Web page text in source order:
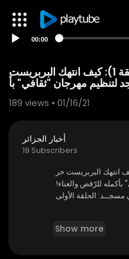
00:00
⁣كرنـافـال في مسجــد⁣ (الحلقة 1): كيف انتهك البربريست
لتنظيم مهرجان "ثقافي" بأ
189 views • 01/16/21
أخبار الجزائر
19 Subscribers
في مسجــد⁣ (الحلقة 1): كيف انتهك البربريست حر
للرّقص والغناء!
مسجــد: الحلقة الأولى
والغناء! (الحلقة ا
Show more